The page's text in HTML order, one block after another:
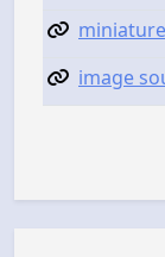
image